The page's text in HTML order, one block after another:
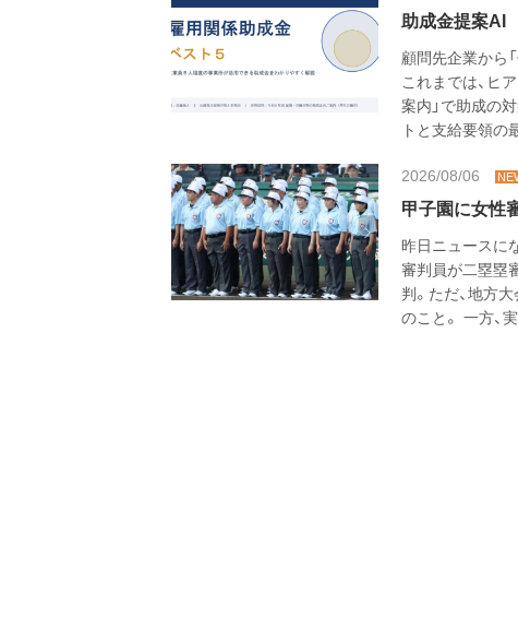
助成金提案AI
顧問先企業から
これまでは、ヒ
案内」で助成の
トと支給要領の
2026/08/06
甲子園に女性
昨日ニュースに
審判員が二塁塁
判。ただ、地方
のこと。 一方、